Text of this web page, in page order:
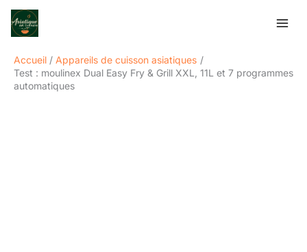
Aller
Accueil
Appareils de cuisson asiatiques
Test : moulinex Dual Easy Fry & Grill XXL, 11L et 7 programmes
automatiques
Rechercher